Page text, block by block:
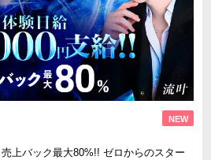
上バック最大80%!! ゼロからのスター
NEW